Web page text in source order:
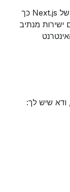
במדריך זה, תלמדו כיצד להגדיר פרוקסי של Next.js כך
ישירות מנתיב